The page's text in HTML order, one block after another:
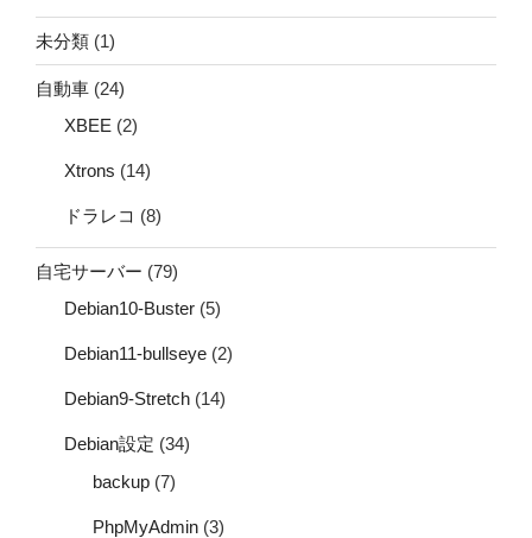
未分類 (1)
自動車 (24)
XBEE (2)
Xtrons (14)
ドラレコ (8)
自宅サーバー (79)
Debian10-Buster (5)
Debian11-bullseye (2)
Debian9-Stretch (14)
Debian設定 (34)
backup (7)
PhpMyAdmin (3)